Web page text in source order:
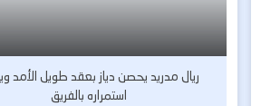
ريال مدريد يحصن دياز بعقد طويل الأمد
استمراره بالفريق